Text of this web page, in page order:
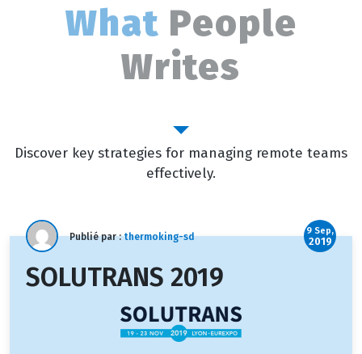
What People
Writes
Discover key strategies for managing remote teams
effectively.
Publié par :thermoking-sd 9 Sep,
2019
SOLUTRANS 2019